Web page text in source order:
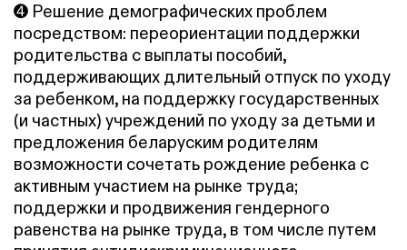
➍ Решение демографических проблем
посредством: переориентации поддержки
родительства с выплаты пособий,
поддерживающих длительный отпуск по уходу
за ребенком, на поддержку государственных
(и частных) учреждений по уходу за детьми и
предложения беларуским родителям
возможности сочетать рождение ребенка с
активным участием на рынке труда;
поддержки и продвижения гендерного
равенства на рынке труда, в том числе путем